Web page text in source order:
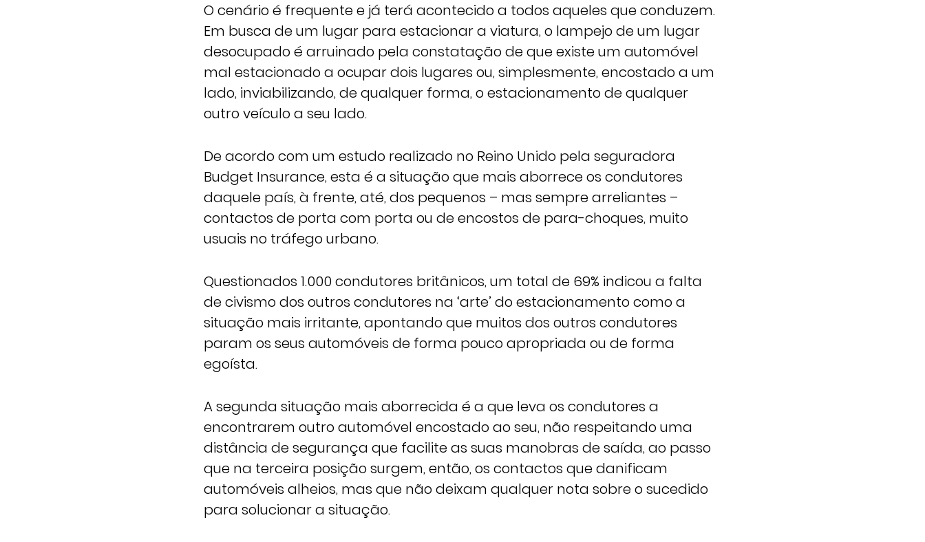
O cenário é frequente e já terá acontecido a todos aqueles que conduzem.
Em busca de um lugar para estacionar a viatura, o lampejo de um lugar
desocupado é arruinado pela constatação de que existe um automóvel
mal estacionado a ocupar dois lugares ou, simplesmente, encostado a um
lado, inviabilizando, de qualquer forma, o estacionamento de qualquer
outro veículo a seu lado.
De acordo com um estudo realizado no Reino Unido pela seguradora
Budget Insurance, esta é a situação que mais aborrece os condutores
daquele país, à frente, até, dos pequenos – mas sempre arreliantes –
contactos de porta com porta ou de encostos de para-choques, muito
usuais no tráfego urbano.
Questionados 1.000 condutores britânicos, um total de 69% indicou a falta
de civismo dos outros condutores na ‘arte’ do estacionamento como a
situação mais irritante, apontando que muitos dos outros condutores
param os seus automóveis de forma pouco apropriada ou de forma
egoísta.
A segunda situação mais aborrecida é a que leva os condutores a
encontrarem outro automóvel encostado ao seu, não respeitando uma
distância de segurança que facilite as suas manobras de saída, ao passo
que na terceira posição surgem, então, os contactos que danificam
automóveis alheios, mas que não deixam qualquer nota sobre o sucedido
para solucionar a situação.